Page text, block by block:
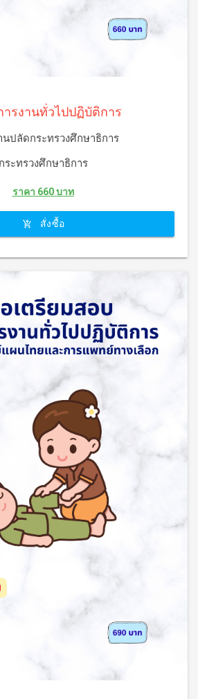
รงานทั่วไปปฏิบัติการ
นปลัดกระทรวงศึกษาธิการ
กระทรวงศึกษาธิการ
ราคา 660 บาท
สั่งซื้อ